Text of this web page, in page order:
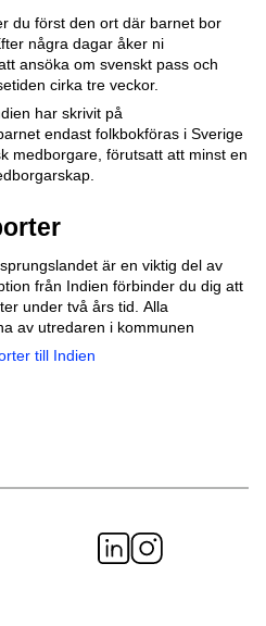
du först den ort där barnet bor
några dagar åker ni
ansöka om svenskt pass och
cirka tre veckor.
har skrivit på
endast folkbokföras i Sverige
medborgare, förutsatt att minst en
är en viktig del av
från Indien förbinder du dig att
under två års tid. Alla
av utredaren i kommunen
till Indien